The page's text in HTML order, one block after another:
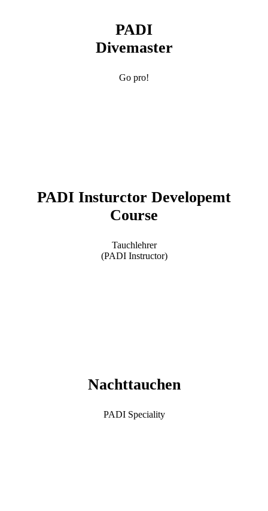
PADI
Divemaster
Go pro!
PADI Insturctor Developemt
Course
Tauchlehrer
(PADI Instructor)
Nachttauchen
PADI Speciality